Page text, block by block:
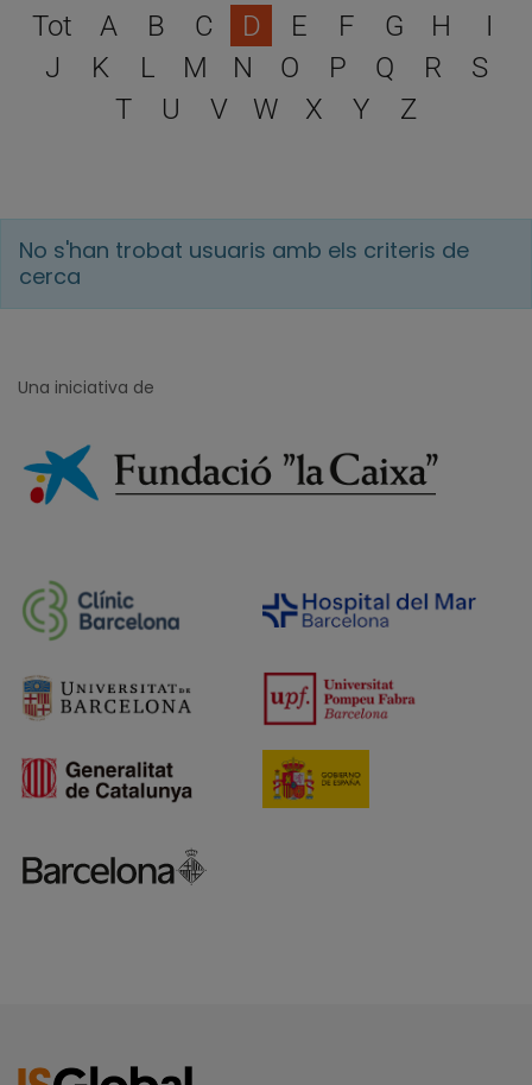
Escull una lletra per filtrar
Tot A B C D E F G H
I
J
K L M N O P Q R
S
T
U V W X Y Z
No s'han trobat usuaris amb els criteris de
cerca
Una iniciativa de